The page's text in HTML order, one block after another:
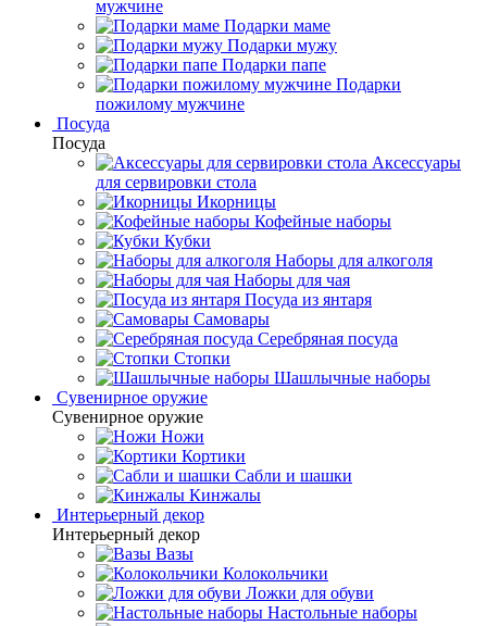
мужчине
Подарки маме
Подарки мужу
Подарки папе
Подарки
пожилому мужчине
Посуда
Посуда
Аксессуары
для сервировки стола
Икорницы
Кофейные наборы
Кубки
Наборы для алкоголя
Наборы для чая
Посуда из янтаря
Самовары
Серебряная посуда
Стопки
Шашлычные наборы
Сувенирное оружие
Сувенирное оружие
Ножи
Кортики
Сабли и шашки
Кинжалы
Интерьерный декор
Интерьерный декор
Вазы
Колокольчики
Ложки для обуви
Настольные наборы